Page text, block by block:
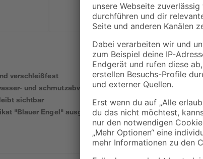
verschleißfest
und schmutzabweisend
sichtbar
"Blauer Engel" ausgezeichnet